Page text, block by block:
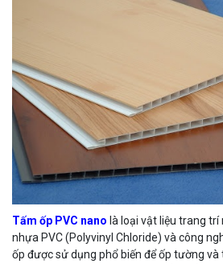
Tấm ốp PVC nano là loại vật liệu trang
nhựa PVC (Polyvinyl Chloride) và công
ốp được sử dụng phổ biến để ốp tường